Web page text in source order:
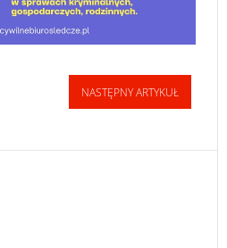
NASTĘPNY ARTYKUŁ